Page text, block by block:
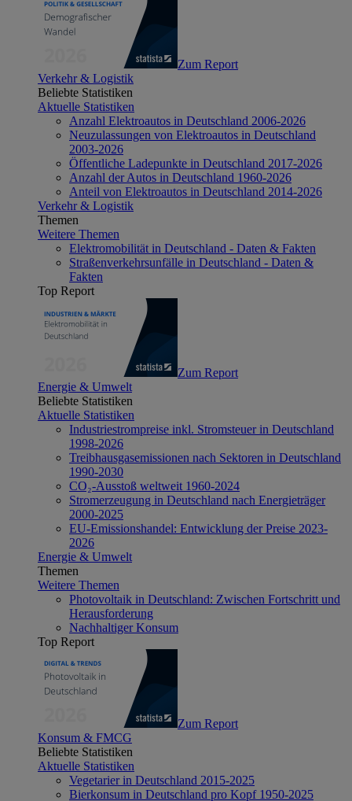
Zum Report
Verkehr & Logistik
Beliebte Statistiken
Aktuelle Statistiken
Anzahl Elektroautos in Deutschland 2006-2026
Neuzulassungen von Elektroautos in Deutschland
2003-2026
Öffentliche Ladepunkte in Deutschland 2017-2026
Anzahl der Autos in Deutschland 1960-2026
Anteil von Elektroautos in Deutschland 2014-2026
Verkehr & Logistik
Themen
Weitere Themen
Elektromobilität in Deutschland - Daten & Fakten
Straßenverkehrsunfälle in Deutschland - Daten &
Fakten
Top Report
Zum Report
Energie & Umwelt
Beliebte Statistiken
Aktuelle Statistiken
Industriestrompreise inkl. Stromsteuer in Deutschland
1998-2026
Treibhausgasemissionen nach Sektoren in Deutschland
1990-2030
CO₂-Ausstoß weltweit 1960-2024
Stromerzeugung in Deutschland nach Energieträger
2000-2025
EU-Emissionshandel: Entwicklung der Preise 2023-
2026
Energie & Umwelt
Themen
Weitere Themen
Photovoltaik in Deutschland: Zwischen Fortschritt und
Herausforderung
Nachhaltiger Konsum
Top Report
Zum Report
Konsum & FMCG
Beliebte Statistiken
Aktuelle Statistiken
Vegetarier in Deutschland 2015-2025
Bierkonsum in Deutschland pro Kopf 1950-2025